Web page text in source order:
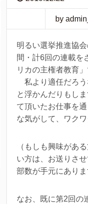
by
明るい選挙推進協
間・計6回の連載を
リカの主権者教育」
私より適任だろう
と浮かんだりもし
て頂いたお仕事を
な気がして、ワクワ
（もしも興味があ
い方は、お送りさ
部数が手元にあり
なお、既に第2回の